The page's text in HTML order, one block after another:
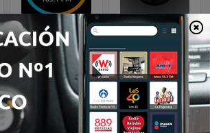
Miled Radio Querétaro Unica Radio Digital